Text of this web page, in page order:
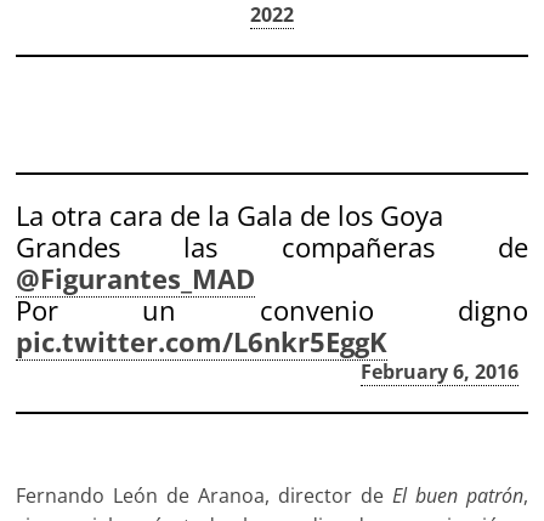
2022
La otra cara de la Gala de los Goya
Grandes las compañeras de
@Figurantes_MAD
Por un convenio digno
pic.twitter.com/L6nkr5EggK
February 6, 2016
Fernando León de Aranoa, director de El buen patrón,